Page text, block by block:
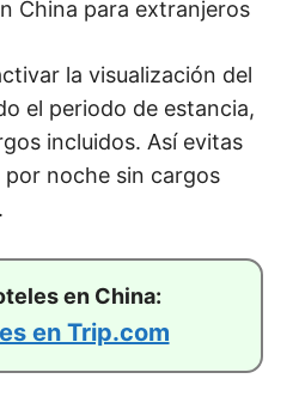
la visualización del
el periodo de estancia,
incluidos. Así evitas
noche sin cargos
en China:
en Trip.com